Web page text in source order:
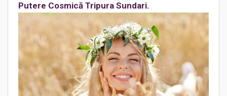
Putere Cosmică Tripura Sundari.